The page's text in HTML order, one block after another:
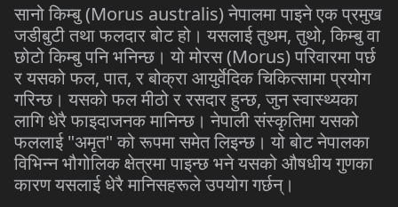
सानो किम्बु (Morus australis) नेपालमा पाइने एक प्रमुख
जडीबुटी तथा फलदार बोट हो। यसलाई तुथम, तुथो, किम्बु वा
छोटो किम्बु पनि भनिन्छ। यो मोरस (Morus) परिवारमा पर्छ
र यसको फल, पात, र बोक्रा आयुर्वेदिक चिकित्सामा प्रयोग
गरिन्छ। यसको फल मीठो र रसदार हुन्छ, जुन स्वास्थ्यका
लागि धेरै फाइदाजनक मानिन्छ। नेपाली संस्कृतिमा यसको
फललाई "अमृत" को रूपमा समेत लिइन्छ। यो बोट नेपालका
विभिन्न भौगोलिक क्षेत्रमा पाइन्छ भने यसको औषधीय गुणका
कारण यसलाई धेरै मानिसहरूले उपयोग गर्छन्।